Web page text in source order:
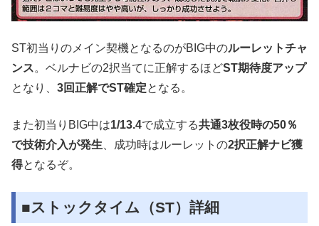
ST初当りのメイン契機となるのがBIG中のルーレットチャ
ンス。ベルナビの2択当てに正解するほどST期待度アップ
となり、 3回正解でST確定となる。
また初当りBIG中は1/13.4で成立する共通3枚役時の50％
で技術介入が発生 、成功時はルーレットの2択正解ナビ獲
得となるぞ。
■ストックタイム（ST）詳細